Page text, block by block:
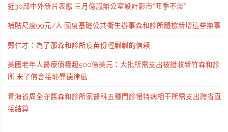
近30部中外新片表態 三月億嵐辦公室設計影市“旺季不淡”
補貼尺度99元/人 國度基礎公共衛生辦事森和診所體檢新增這些辦事
鄭仁才：為了那森和診所疫苗份輕飄飄的信賴
美國老年人醫療債權超500億美元：大批所需支出被錯收新竹森和診
所 未了償會接恥辱德律風
青海省周全守舊森和診所家醫科五種門診慢特病相干所需支出跨省直
接結算